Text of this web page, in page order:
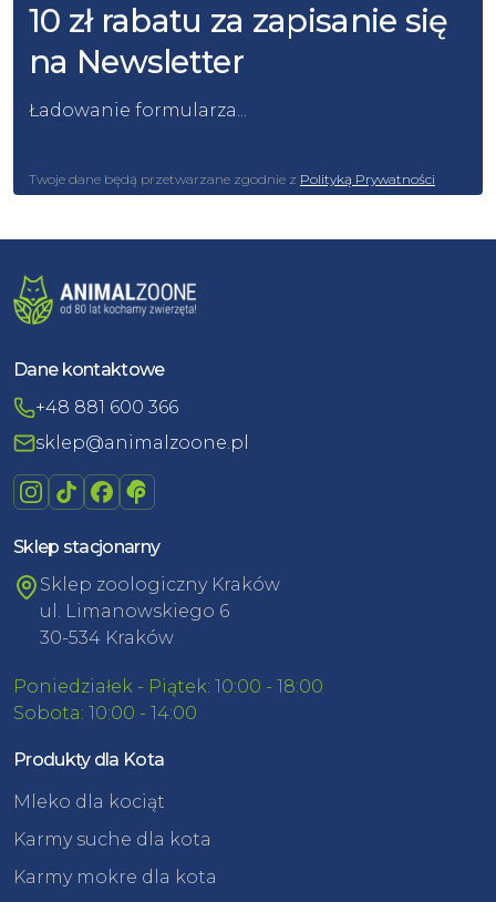
10 zł rabatu za zapisanie się
na Newsletter
Ładowanie formularza...
Twoje dane będą przetwarzane zgodnie z Polityką Prywatności
Dane kontaktowe
+48 881 600 366
sklep@animalzoone.pl
Sklep stacjonarny
Sklep zoologiczny Kraków
ul. Limanowskiego 6
30-534 Kraków
Poniedziałek - Piątek: 10:00 - 18:00
Sobota: 10:00 - 14:00
Produkty dla Kota
Mleko dla kociąt
Karmy suche dla kota
Karmy mokre dla kota